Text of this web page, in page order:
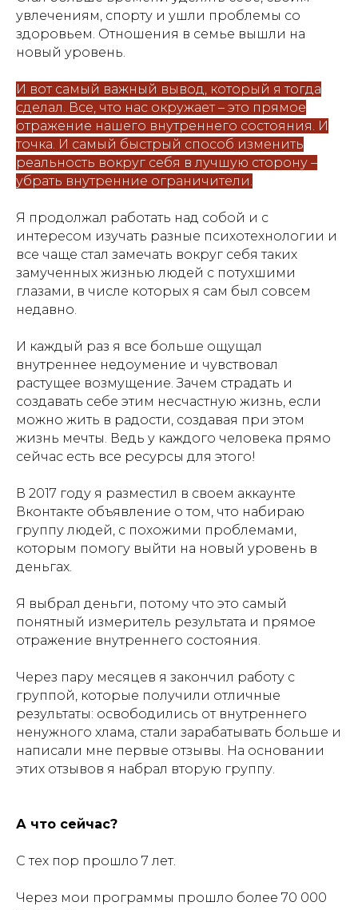
увлечениям, спорту и ушли проблемы со
здоровьем. Отношения в семье вышли на
новый уровень.
И вот самый важный вывод, который я тогда
сделал. Все, что нас окружает – это прямое
отражение нашего внутреннего состояния. И
точка. И самый быстрый способ изменить
реальность вокруг себя в лучшую сторону –
убрать внутренние ограничители.
Я продолжал работать над собой и с
интересом изучать разные психотехнологии и
все чаще стал замечать вокруг себя таких
замученных жизнью людей с потухшими
глазами, в числе которых я сам был совсем
недавно.
И каждый раз я все больше ощущал
внутреннее недоумение и чувствовал
растущее возмущение. Зачем страдать и
создавать себе этим несчастную жизнь, если
можно жить в радости, создавая при этом
жизнь мечты. Ведь у каждого человека прямо
сейчас есть все ресурсы для этого!
В 2017 году я разместил в своем аккаунте
Вконтакте объявление о том, что набираю
группу людей, с похожими проблемами,
которым помогу выйти на новый уровень в
деньгах.
Я выбрал деньги, потому что это самый
понятный измеритель результата и прямое
отражение внутреннего состояния.
Через пару месяцев я закончил работу с
группой, которые получили отличные
результаты: освободились от внутреннего
ненужного хлама, стали зарабатывать больше и
написали мне первые отзывы. На основании
этих отзывов я набрал вторую группу.
А что сейчас?
С тех пор прошло 7 лет.
Через мои программы прошло более 70 000